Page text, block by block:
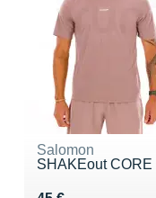
Salomon
SHAKEout CORE